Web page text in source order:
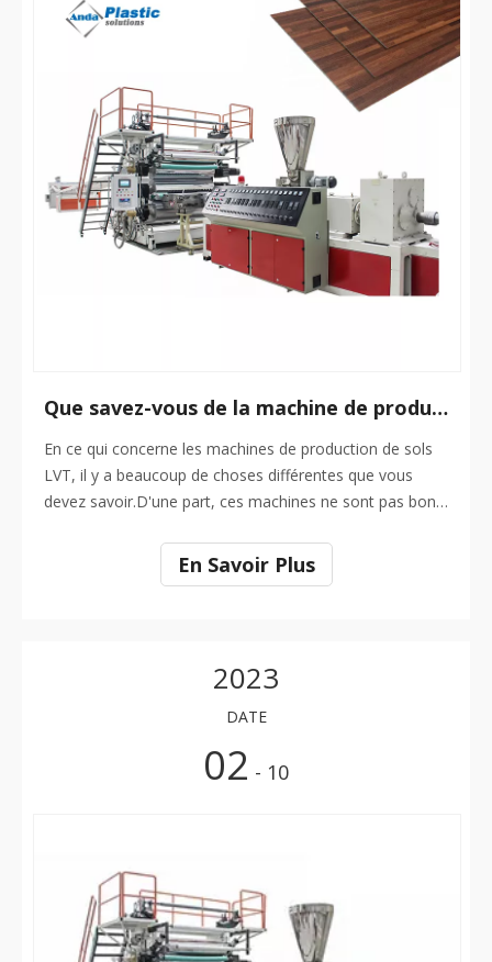
Que savez-vous de la machine de production de sols Lvt ?
En ce qui concerne les machines de production de sols
LVT, il y a beaucoup de choses différentes que vous
devez savoir.D'une part, ces machines ne sont pas bon
si vous voulez avoir les meilleurs sols possibles, vous
devez investir dans une machine de production de sols
En Savoir Plus
2023
DATE
02 - 10